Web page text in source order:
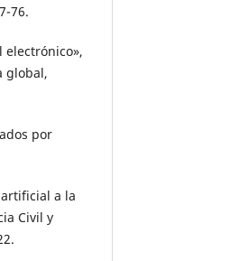
76.
electrónico»,
global,
por
artificial a la
Civil y